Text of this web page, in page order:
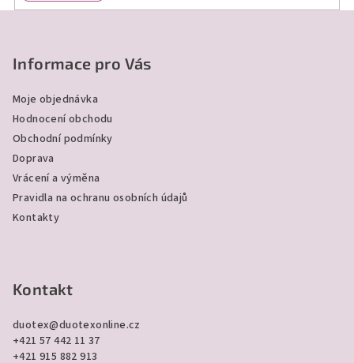
Informace pro Vás
Moje objednávka
Hodnocení obchodu
Obchodní podmínky
Doprava
Vrácení a výměna
Pravidla na ochranu osobních údajů
Kontakty
Kontakt
duotex@duotexonline.cz
+421 57 442 11 37
+421 915 882 913